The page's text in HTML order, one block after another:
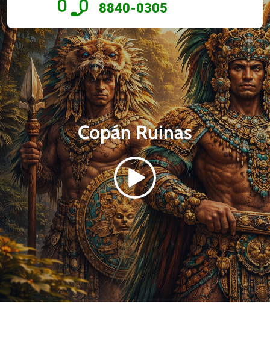
8840-0305
Copán Ruinas